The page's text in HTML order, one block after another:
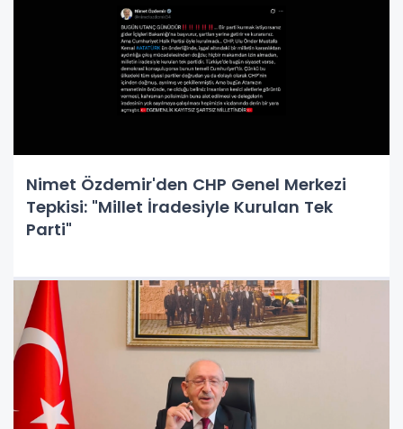
Nimet Özdemir'den CHP Genel Merkezi
Tepkisi: "Millet İradesiyle Kurulan Tek
Parti"